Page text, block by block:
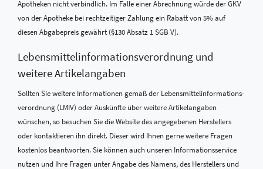
Apotheken nicht verbindlich. Im Falle einer Abrechnung würde der GKV
von der Apotheke bei rechtzeitiger Zahlung ein Rabatt von 5% auf
diesen Abgabepreis gewährt (§130 Absatz 1 SGB V).
Lebensmittel­informations­verordnung und
weitere Artikelangaben
Sollten Sie weitere Informationen gemäß der Lebensmittel­informations­
verordnung (LMIV) oder Auskünfte über weitere Artikelangaben
wünschen, so besuchen Sie die Website des angegebenen Herstellers
oder kontaktieren ihn direkt. Dieser wird Ihnen gerne weitere Fragen
kostenlos beantworten. Sie können auch unseren Informationsservice
nutzen und Ihre Fragen unter Angabe des Namens, des Herstellers und